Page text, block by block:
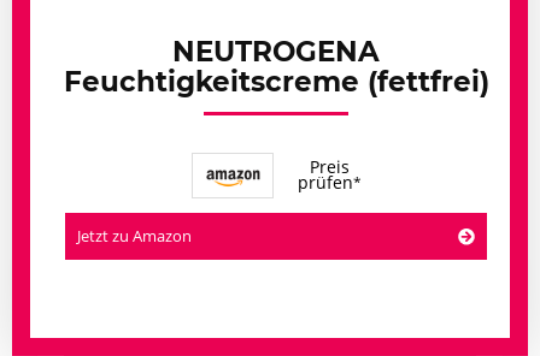
NEUTROGENA
Feuchtigkeitscreme (fettfrei)
Preis
prüfen
Jetzt zu Amazon